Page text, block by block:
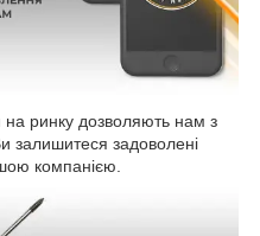
на ринку дозволяють нам з
залишитеся задоволені
компанією.